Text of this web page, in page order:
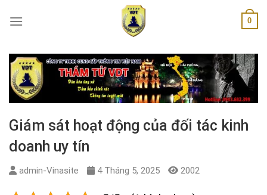
0
Giám sát hoạt động của đối tác kinh
doanh uy tín
admin-Vinasite 4 Tháng 5, 2025 2002